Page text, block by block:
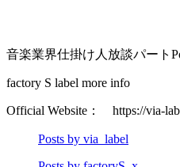
音楽業界仕掛け人放談パート
factory S label more info
Official Website： https://via-
Posts by via_label